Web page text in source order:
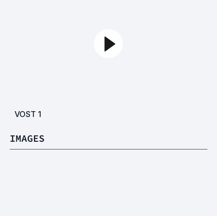
VOST 1
IMAGES